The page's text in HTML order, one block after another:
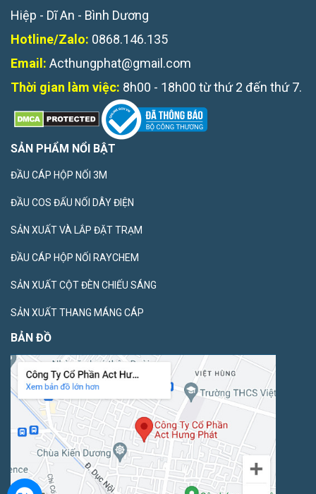
Hiệp - Dĩ An - Bình Dương
Hotline/Zalo: 0868.146.135
Email: Acthungphat@gmail.com
Thời gian làm việc: 8h00 - 18h00 từ thứ 2 đến thứ 7.
SẢN PHẨM NỔI BẬT
ĐẦU CÁP HỘP NỐI 3M
ĐẦU COS ĐẤU NỐI DÂY ĐIỆN
SẢN XUẤT VÀ LẮP ĐẶT TRẠM
ĐẦU CÁP HỘP NỐI RAYCHEM
SẢN XUẤT CỘT ĐÈN CHIẾU SÁNG
SẢN XUẤT THANG MÁNG CÁP
BẢN ĐỒ